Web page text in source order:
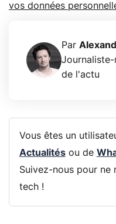
vos données
Par
de l'actu
Vous êtes un
Actualitésou de
Suivez-nous pour ne
tech !